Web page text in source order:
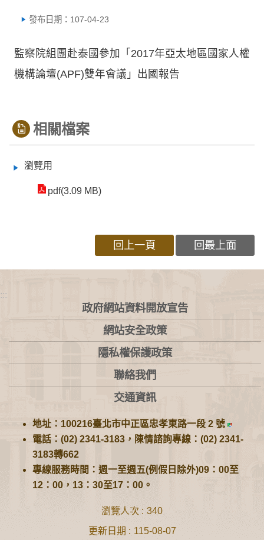
發布日期：107-04-23
監察院組團赴泰國參加「2017年亞太地區國家人權
機構論壇(APF)雙年會議」出國報告
相關檔案
瀏覽用
pdf(3.09 MB)
回上一頁 回最上面
:::
政府網站資料開放宣告
網站安全政策
隱私權保護政策
聯絡我們
交通資訊
地址：100216臺北市中正區忠孝東路一段 2 號
電話：(02) 2341-3183，陳情諮詢專線：(02) 2341-
3183轉662
專線服務時間：週一至週五(例假日除外)09：00至
12：00，13：30至17：00。
瀏覽人次
340
更新日期
115-08-07